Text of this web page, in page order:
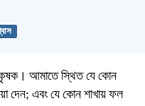
কৃষক। আমাতে স্থিত যে কোন
দেন; এবং যে কোন শাখায় ফল